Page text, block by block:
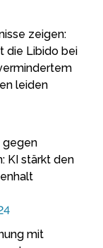
zeigen:
die Libido bei
leiden
gegen
KI stärkt den
mit